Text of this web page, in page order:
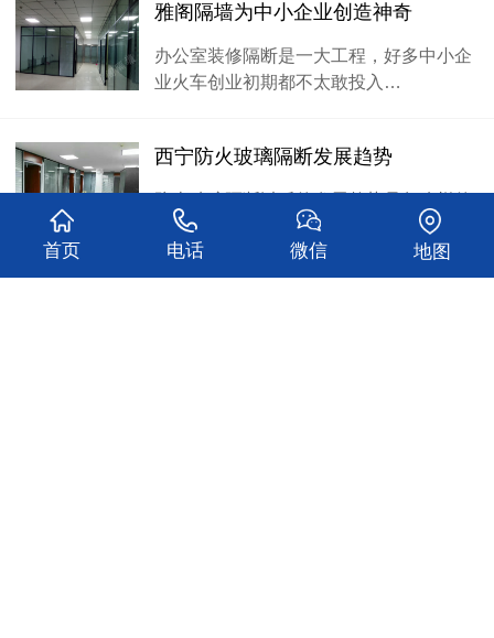
雅阁隔墙为中小企业创造神奇
办公室装修隔断是一大工程，好多中小企
业火车创业初期都不太敢投入…
西宁防火玻璃隔断发展趋势
防火玻璃隔断以后的发展趋势是怎么样的
呢？西宁玻璃隔断厂家的工作人员就…
首页 电话 微信 地图